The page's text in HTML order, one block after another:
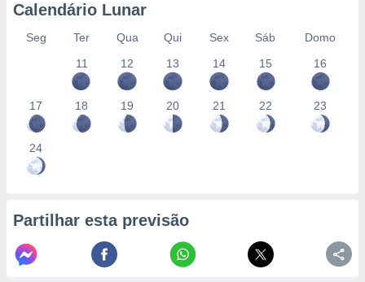
Calendário Lunar
Seg Ter Qua Qui Sex Sáb
Domo
11
12 13 14 15 16
17 18 19 20 21 22 23
24
Partilhar esta previsão